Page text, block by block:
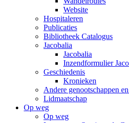
Website
Hospitaleren
Publicaties
Bibliotheek Catalogus
Jacobalia
Jacobalia
Inzendformulier
Geschiedenis
Kronieken
Andere genootschappen en
Lidmaatschap
Op weg
Op weg